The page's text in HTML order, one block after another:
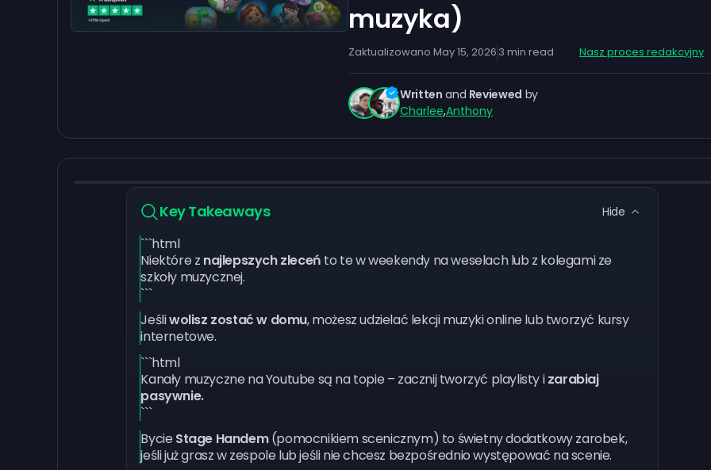
muzyka)
Zaktualizowano May 15, 2026 3 min read Nasz proces redakcyjny
Written and Reviewed by
Charlee,Anthony
Key Takeaways Hide
```html
Niektóre z najlepszych zleceń to te w weekendy na weselach lub z kolegami ze
szkoły muzycznej.
```
Jeśliwolisz zostać w domu, możesz udzielać lekcji muzyki online lub tworzyć kursy
internetowe.
```html
Kanały muzyczne na Youtube są na topie – zacznij tworzyć playlisty izarabiaj
pasywnie.
```
Bycie Stage Handem(pomocnikiem scenicznym) to świetny dodatkowy zarobek,
jeśli już grasz w zespole lub jeśli nie chcesz bezpośrednio występować na scenie.